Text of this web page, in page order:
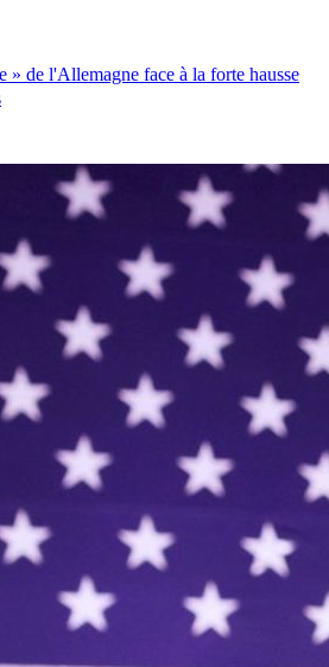
» de l'Allemagne face à la forte hausse